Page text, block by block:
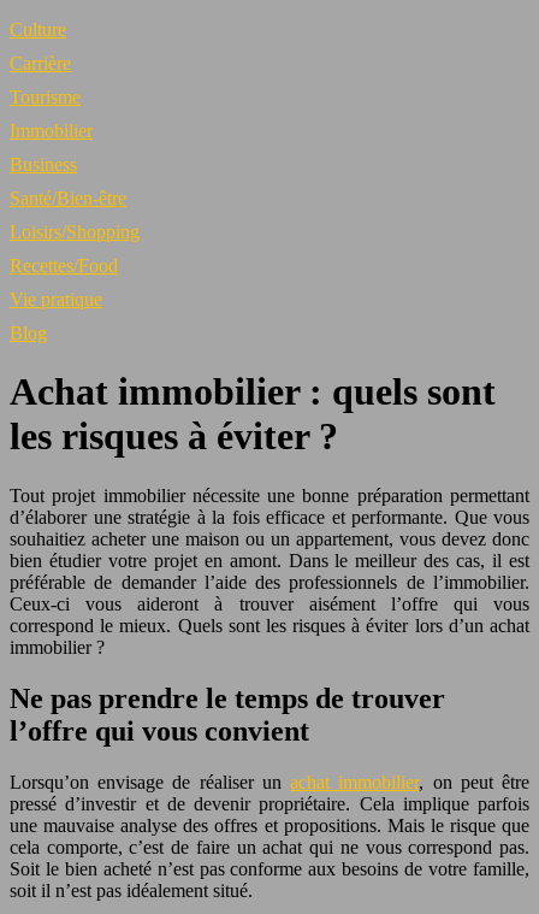
Culture
Carrière
Tourisme
Immobilier
Business
Santé/Bien-être
Loisirs/Shopping
Recettes/Food
Vie pratique
Blog
Achat immobilier : quels sont
les risques à éviter ?
Tout projet immobilier nécessite une bonne préparation permettant
d’élaborer une stratégie à la fois efficace et performante. Que vous
souhaitiez acheter une maison ou un appartement, vous devez donc
bien étudier votre projet en amont. Dans le meilleur des cas, il est
préférable de demander l’aide des professionnels de l’immobilier.
Ceux-ci vous aideront à trouver aisément l’offre qui vous
correspond le mieux. Quels sont les risques à éviter lors d’un achat
immobilier ?
Ne pas prendre le temps de trouver
l’offre qui vous convient
Lorsqu’on envisage de réaliser unachat immobilier, on peut être
pressé d’investir et de devenir propriétaire. Cela implique parfois
une mauvaise analyse des offres et propositions. Mais le risque que
cela comporte, c’est de faire un achat qui ne vous correspond pas.
Soit le bien acheté n’est pas conforme aux besoins de votre famille,
soit il n’est pas idéalement situé.